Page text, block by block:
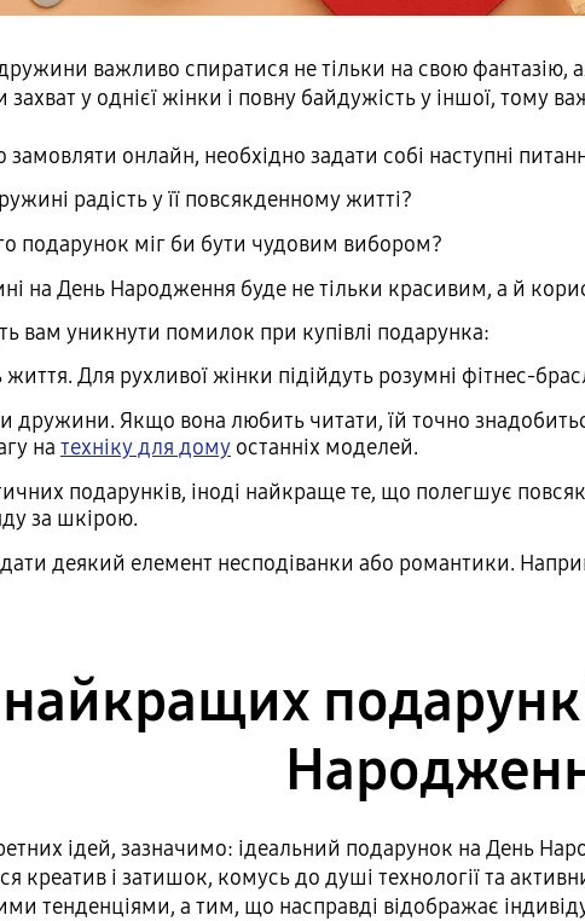
важливо спиратися не тільки на свою фантазію,
у однієї жінки і повну байдужість у іншої, тому
онлайн, необхідно задати собі наступні
радість у її повсякденному житті?
подарунок міг би бути чудовим вибором?
на День Народження буде не тільки красивим, а й
вам уникнути помилок при купівлі подарунка:
життя. Для рухливої жінки підійдуть розумні фітнес-
дружини. Якщо вона любить читати, їй точно
на техніку для дому останніх моделей.
подарунків, іноді найкраще те, що полегшує
за шкірою.
деякий елемент несподіванки або романтики.
ідей, зазначимо: ідеальний подарунок на День
креатив і затишок, комусь до душі технології та
тенденціями, а тим, що насправді відображає